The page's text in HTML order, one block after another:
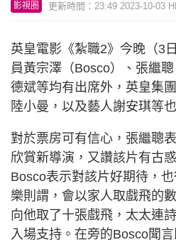
影視圈 更新時間：23:49 2023-10-03
英皇電影《紮職2》今晚（3
員黃宗澤（Bosco）、張繼
德斌等均有出席外，英皇集
陸小曼，以及藝人謝安琪等
對於票房可有信心，張繼聰
欣賞新導演，又讚該片有古
Bosco表示對該片好期待，
樂則謂，會以家人取戲飛的
向他取了十張戲飛，太太連
入場支持。在旁的Bosco聞